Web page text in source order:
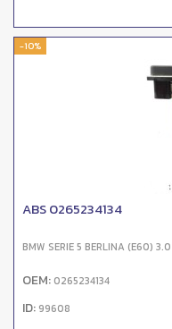
-10%
ABS 0265234134
BMW SERIE 5 BERLINA (E60)
OEM: 0265234134
ID: 99608